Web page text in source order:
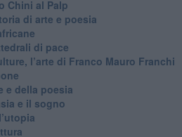
Chini al Palp
di arte e poesia
di pace
l’arte di Franco Mauro Franchi
e della poesia
e il sogno